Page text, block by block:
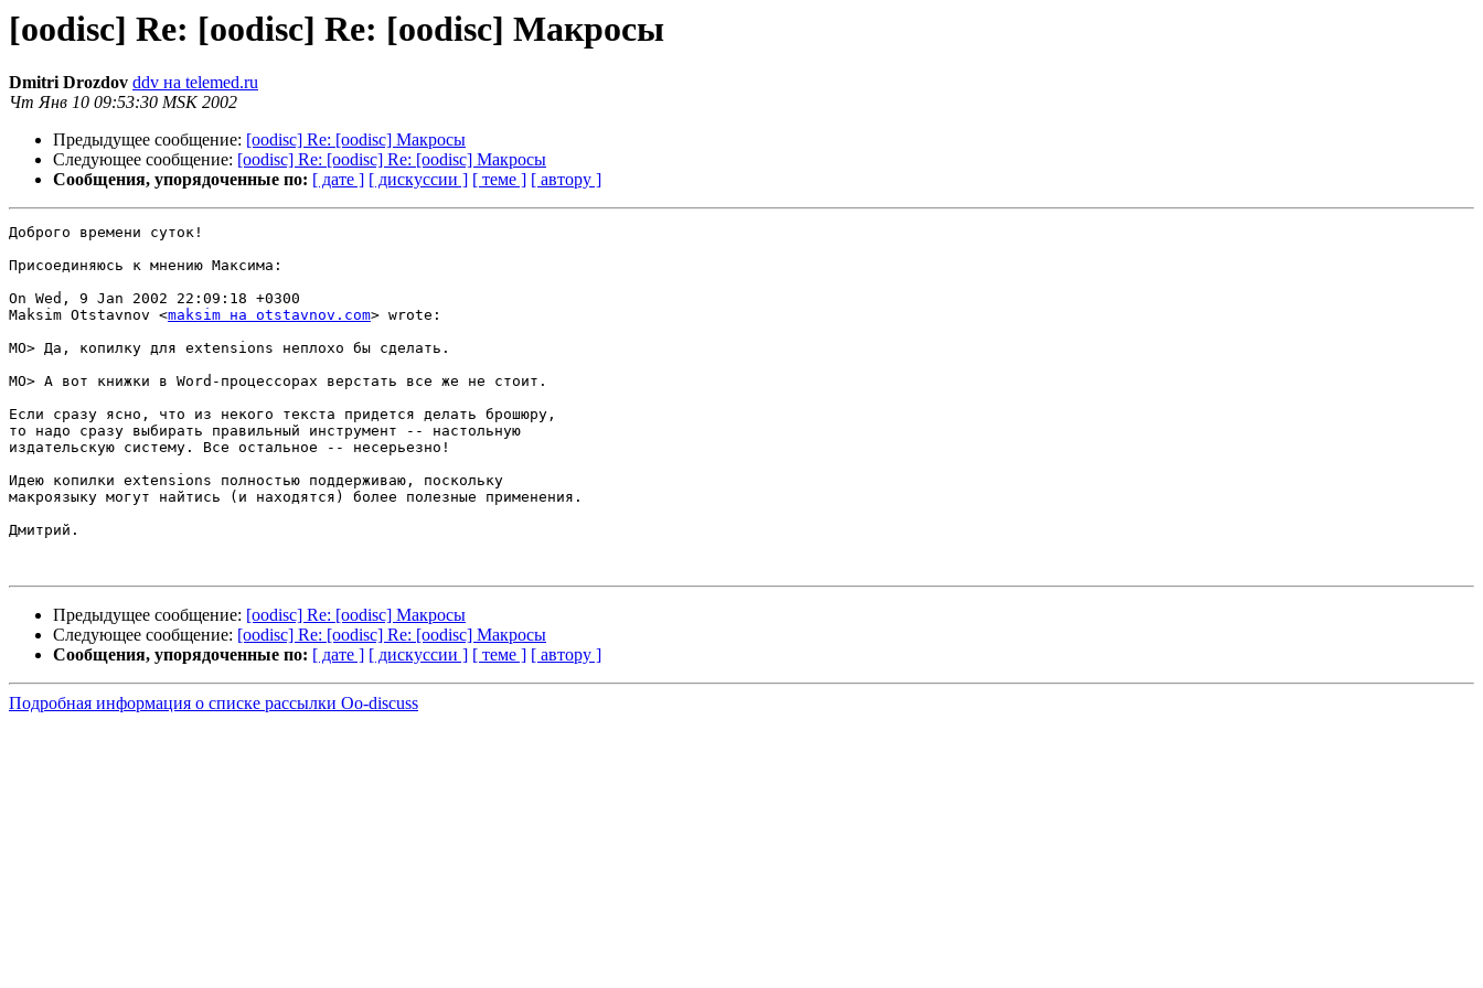
[oodisc] Re: [oodisc] Re: [oodisc] Макросы
Dmitri Drozdov ddv на telemed.ru
Чт Янв 10 09:53:30 MSK 2002
Предыдущее сообщение: [oodisc] Re: [oodisc] Макросы
Следующее сообщение: [oodisc] Re: [oodisc] Re: [oodisc] Макросы
Сообщения, упорядоченные по: [ дате ] [ дискуссии ] [ теме ] [ автору ]
Доброго времени суток!
Присоединяюсь к мнению Максима:
On Wed, 9 Jan 2002 22:09:18 +0300
Maksim Otstavnov <maksim на otstavnov.com> wrote:
MO> Да, копилку для extensions неплохо бы сделать.
MO> А вот книжки в Word-процессорах верстать все же не стоит.
Если сразу ясно, что из некого текста придется делать брошюру,
то надо сразу выбирать правильный инструмент -- настольную
издательскую систему. Все остальное -- несерьезно!
Идею копилки extensions полностью поддерживаю, поскольку
макроязыку могут найтись (и находятся) более полезные применения.
Дмитрий.
Предыдущее сообщение: [oodisc] Re: [oodisc] Макросы
Следующее сообщение: [oodisc] Re: [oodisc] Re: [oodisc] Макросы
Сообщения, упорядоченные по: [ дате ] [ дискуссии ] [ теме ] [ автору ]
Подробная информация о списке рассылки Oo-discuss